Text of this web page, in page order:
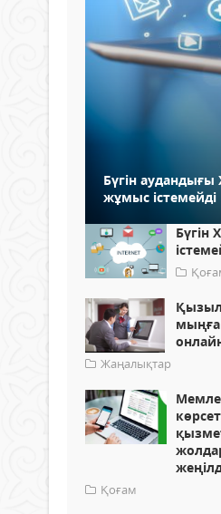
Бүгін
жұмыс істемейді
Бүгін
Жаңалықтар
Қоғам